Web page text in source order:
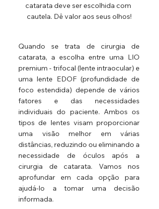
catarata deve ser escolhida com
cautela. Dê valor aos seus olhos!
Quando se trata de cirurgia de
catarata, a escolha entre uma LIO
premium - trifocal (lente intraocular) e
uma lente EDOF (profundidade de
foco estendida) depende de vários
fatores e das necessidades
individuais do paciente. Ambos os
tipos de lentes visam proporcionar
uma visão melhor em várias
distâncias, reduzindo ou eliminando a
necessidade de óculos após a
cirurgia de catarata. Vamos nos
aprofundar em cada opção para
ajudá-lo a tomar uma decisão
informada.